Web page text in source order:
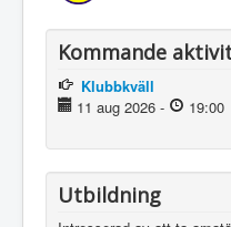
Kommande
Klubbkväll
11 aug 2026 - 19:00
Utbildning